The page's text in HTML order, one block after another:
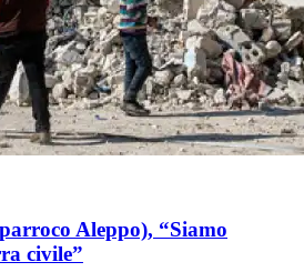
Aleppo), “Siamo
civile”